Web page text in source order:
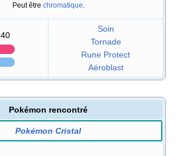
Peut être chromatique
40
Soin
Tornade
Rune Protect
Aéroblast
Pokémon rencontré
Pokémon Cristal